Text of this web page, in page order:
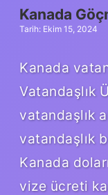
Kanada
Tarih: Ekim 15, 2024
Kanada
Vatandaşlık
vatandaşlık
vatandaşlık
Kanada
vize ücreti